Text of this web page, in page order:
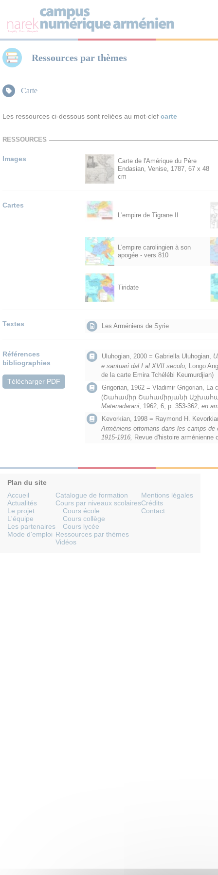
Ressources par thèmes
Carte
Les ressources ci-dessous sont reliées au mot-clef carte
RESSOURCES
Images
Carte de l'Amérique du Père
Endasian, Venise, 1787, 67 x 48
cm
Cartes
L'empire de Tigrane II
L'empire carolingien à son
apogée - vers 810
Tiridate
Textes Les Arméniens de Syrie
Références
bibliographies
Télécharger PDF
Uluhogian, 2000 = Gabriella Uluhogian,
e santuari dal I al XVII secolo, Longo
de la carte Emira Tchélébi Keumurdjian)
Grigorian, 1962 = Vladimir Grigorian, La
(Շահամիր Շահամիրյանի
Matenadarani, 1962, 6, p. 353-362, en
Kevorkian, 1998 = Raymond H.
Arméniens ottomans dans les camps
1915-1916, Revue d'histoire arménienne
Plan du site
Accueil
Actualités
Le projet
L'équipe
Les partenaires
Mode d'emploi
Catalogue de formation
Cours par niveaux scolaires
Cours école
Cours collège
Cours lycée
Ressources par thèmes
Vidéos
Mentions légales
Crédits
Contact